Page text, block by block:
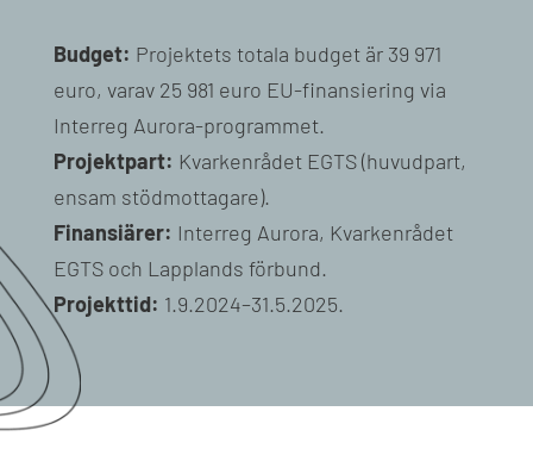
Budget: Projektets totala budget är 39 971
euro, varav 25 981 euro EU-finansiering via
Interreg Aurora-programmet.
Projektpart: Kvarkenrådet EGTS (huvudpart,
ensam stödmottagare).
Finansiärer: Interreg Aurora, Kvarkenrådet
EGTS och Lapplands förbund.
Projekttid: 1.9.2024–31.5.2025.